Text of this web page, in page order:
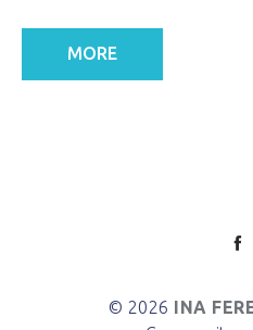
MORE
© 2026 INA